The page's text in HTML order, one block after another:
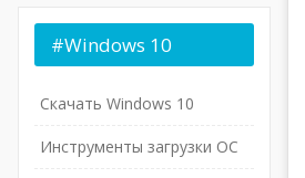
#Windows 10
Скачать Windows 10
Инструменты загрузки ОС